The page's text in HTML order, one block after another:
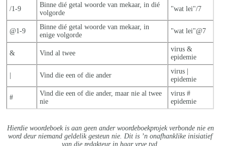
/1-9
Binne dié getal woorde van mekaar, in dié
volgorde
"wat lei"/7
@1-9
Binne dié getal woorde van mekaar, in
enige volgorde
"wat lei"@7
& Vind al twee
virus &
epidemie
Vind die een of die ander
virus |
epidemie
#
Vind die een of die ander, maar nie al twee
nie
virus #
epidemie
Hierdie woordeboek is aan geen ander woordeboekprojek verbonde nie en
word deur niemand geldelik gesteun nie. Dit is ’n onafhanklike inisiatief
van die redakteur in haar vrye tyd.